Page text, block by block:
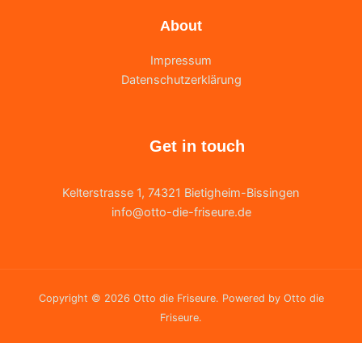
About
Impressum
Datenschutzerklärung
Get in touch
Kelterstrasse 1, 74321 Bietigheim-Bissingen
info@otto-die-friseure.de
Copyright © 2026 Otto die Friseure. Powered by Otto die
Friseure.